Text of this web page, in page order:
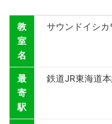
教
室
名
サウンドイシ
最
寄
駅
鉄道JR東海道